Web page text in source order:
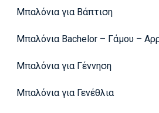
Μπαλόνια για Βάπτιση
Μπαλόνια Bachelor – Γάμου –
Μπαλόνια για Γέννηση
Μπαλόνια για Γενέθλια